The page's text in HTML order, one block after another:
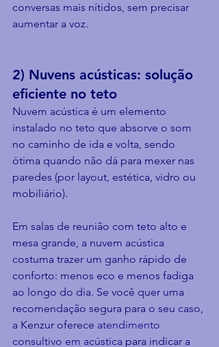
conversas mais nítidos, sem precisar
aumentar a voz.
2) Nuvens acústicas: solução
eficiente no teto
Nuvem acústica é um elemento
instalado no teto que absorve o som
no caminho de ida e volta, sendo
ótima quando não dá para mexer nas
paredes (por layout, estética, vidro ou
mobiliário).
Em salas de reunião com teto alto e
mesa grande, a nuvem acústica
costuma trazer um ganho rápido de
conforto: menos eco e menos fadiga
ao longo do dia. Se você quer uma
recomendação segura para o seu caso,
a Kenzur oferece atendimento
consultivo em acústica para indicar a